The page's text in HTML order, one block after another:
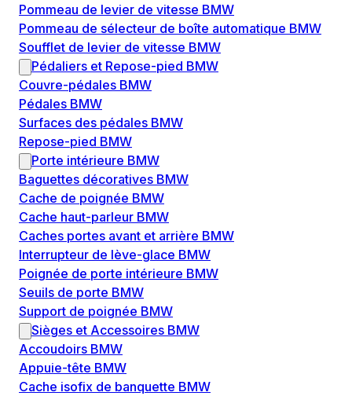
Pommeau de levier de vitesse BMW
Pommeau de sélecteur de boîte automatique BMW
Soufflet de levier de vitesse BMW
Pédaliers et Repose-pied BMW
Couvre-pédales BMW
Pédales BMW
Surfaces des pédales BMW
Repose-pied BMW
Porte intérieure BMW
Baguettes décoratives BMW
Cache de poignée BMW
Cache haut-parleur BMW
Caches portes avant et arrière BMW
Interrupteur de lève-glace BMW
Poignée de porte intérieure BMW
Seuils de porte BMW
Support de poignée BMW
Sièges et Accessoires BMW
Accoudoirs BMW
Appuie-tête BMW
Cache isofix de banquette BMW